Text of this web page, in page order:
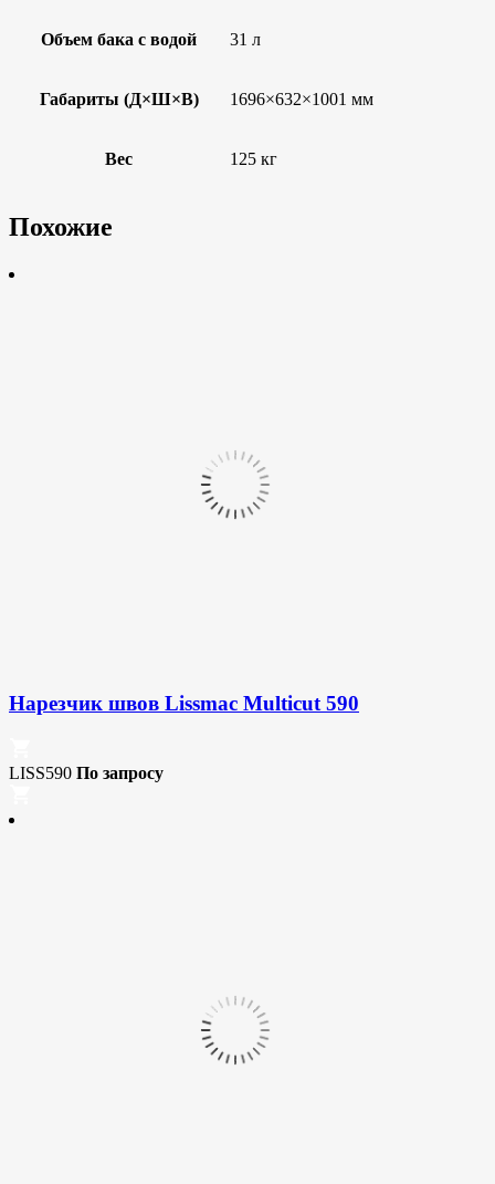
Объем бака с водой 31 л
Габариты (Д×Ш×В) 1696×632×1001 мм
Вес 125 кг
Похожие
Нарезчик швов Lissmac Multicut 590
LISS590 По запросу